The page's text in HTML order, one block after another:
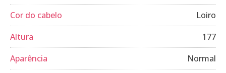
Cor do cabelo
Loiro
Altura
177
Aparência
Normal